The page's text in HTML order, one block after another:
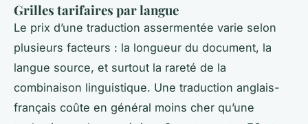
Grilles tarifaires par langue
Le prix d’une traduction assermentée varie selon
plusieurs facteurs : la longueur du document, la
langue source, et surtout la rareté de la
combinaison linguistique. Une traduction anglais-
français coûte en général moins cher qu’une